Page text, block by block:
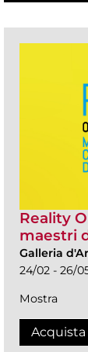
Reality
maestri
Galleria
24/02 - 26/
Mostra